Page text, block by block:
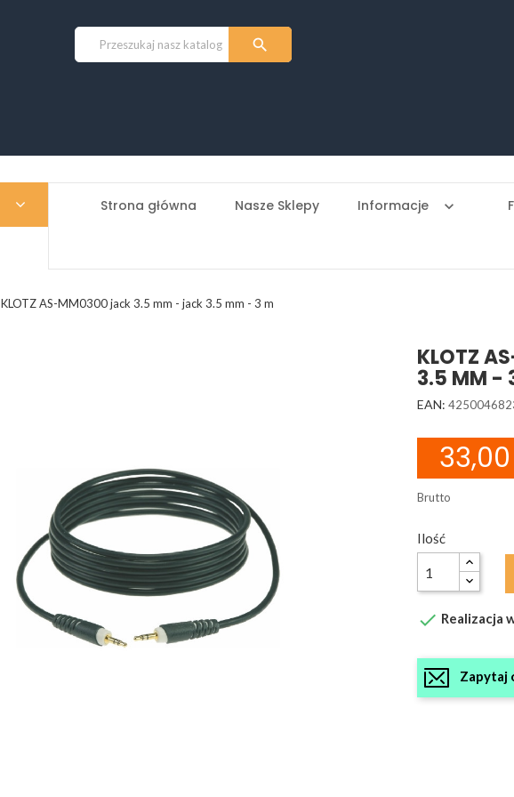

Strona główna Nasze Sklepy Informacje keyboard_arrow_down
KLOTZ AS-MM0300 jack 3.5 mm - jack 3.5 mm - 3 m
KLOTZ
3.5 MM -
EAN:
33,00
Brutto
Ilość
 Realizacja
Zapytaj